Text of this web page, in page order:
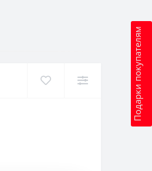
Подарки покупателям